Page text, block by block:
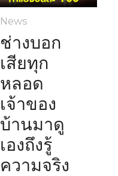
News
ช่างบอก
เสียทุก
หลอด
เจ้าของ
บ้านมาดู
เองถึงรู้
ความจริง